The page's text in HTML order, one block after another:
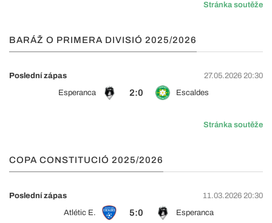
Stránka soutěže
BARÁŽ O PRIMERA DIVISIÓ 2025/2026
Poslední zápas
27.05.2026 20:30
Esperanca
2:0 Escaldes
Stránka soutěže
COPA CONSTITUCIÓ 2025/2026
Poslední zápas
11.03.2026 20:30
Atlétic E.
5:0 Esperanca